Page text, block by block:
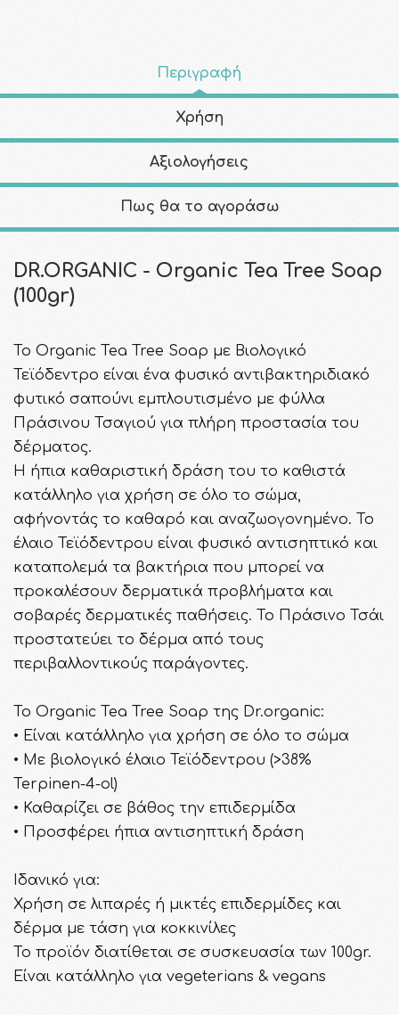
Περιγραφή
Χρήση
Αξιολογήσεις
Πως θα το αγοράσω
DR.ORGANIC - Organic Tea Tree Soap
(100gr)
Το Organic Tea Tree Soap με Βιολογικό
Τεϊόδεντρο είναι ένα φυσικό αντιβακτηριδιακό
φυτικό σαπούνι εμπλουτισμένο με φύλλα
Πράσινου Τσαγιού για πλήρη προστασία του
δέρματος.
Η ήπια καθαριστική δράση του το καθιστά
κατάλληλο για χρήση σε όλο το σώμα,
αφήνοντάς το καθαρό και αναζωογονημένο. Το
έλαιο Τεϊόδεντρου είναι φυσικό αντισηπτικό και
καταπολεμά τα βακτήρια που μπορεί να
προκαλέσουν δερματικά προβλήματα και
σοβαρές δερματικές παθήσεις. Το Πράσινο Τσάι
προστατεύει το δέρμα από τους
περιβαλλοντικούς παράγοντες.
Το Organic Tea Tree Soap της Dr.organic:
• Είναι κατάλληλο για χρήση σε όλο το σώμα
• Με βιολογικό έλαιο Τεϊόδεντρου (>38%
Terpinen-4-ol)
• Καθαρίζει σε βάθος την επιδερμίδα
• Προσφέρει ήπια αντισηπτική δράση
Ιδανικό για:
Χρήση σε λιπαρές ή μικτές επιδερμίδες και
δέρμα με τάση για κοκκινίλες
Το προϊόν διατίθεται σε συσκευασία των 100gr.
Είναι κατάλληλο για vegeterians & vegans